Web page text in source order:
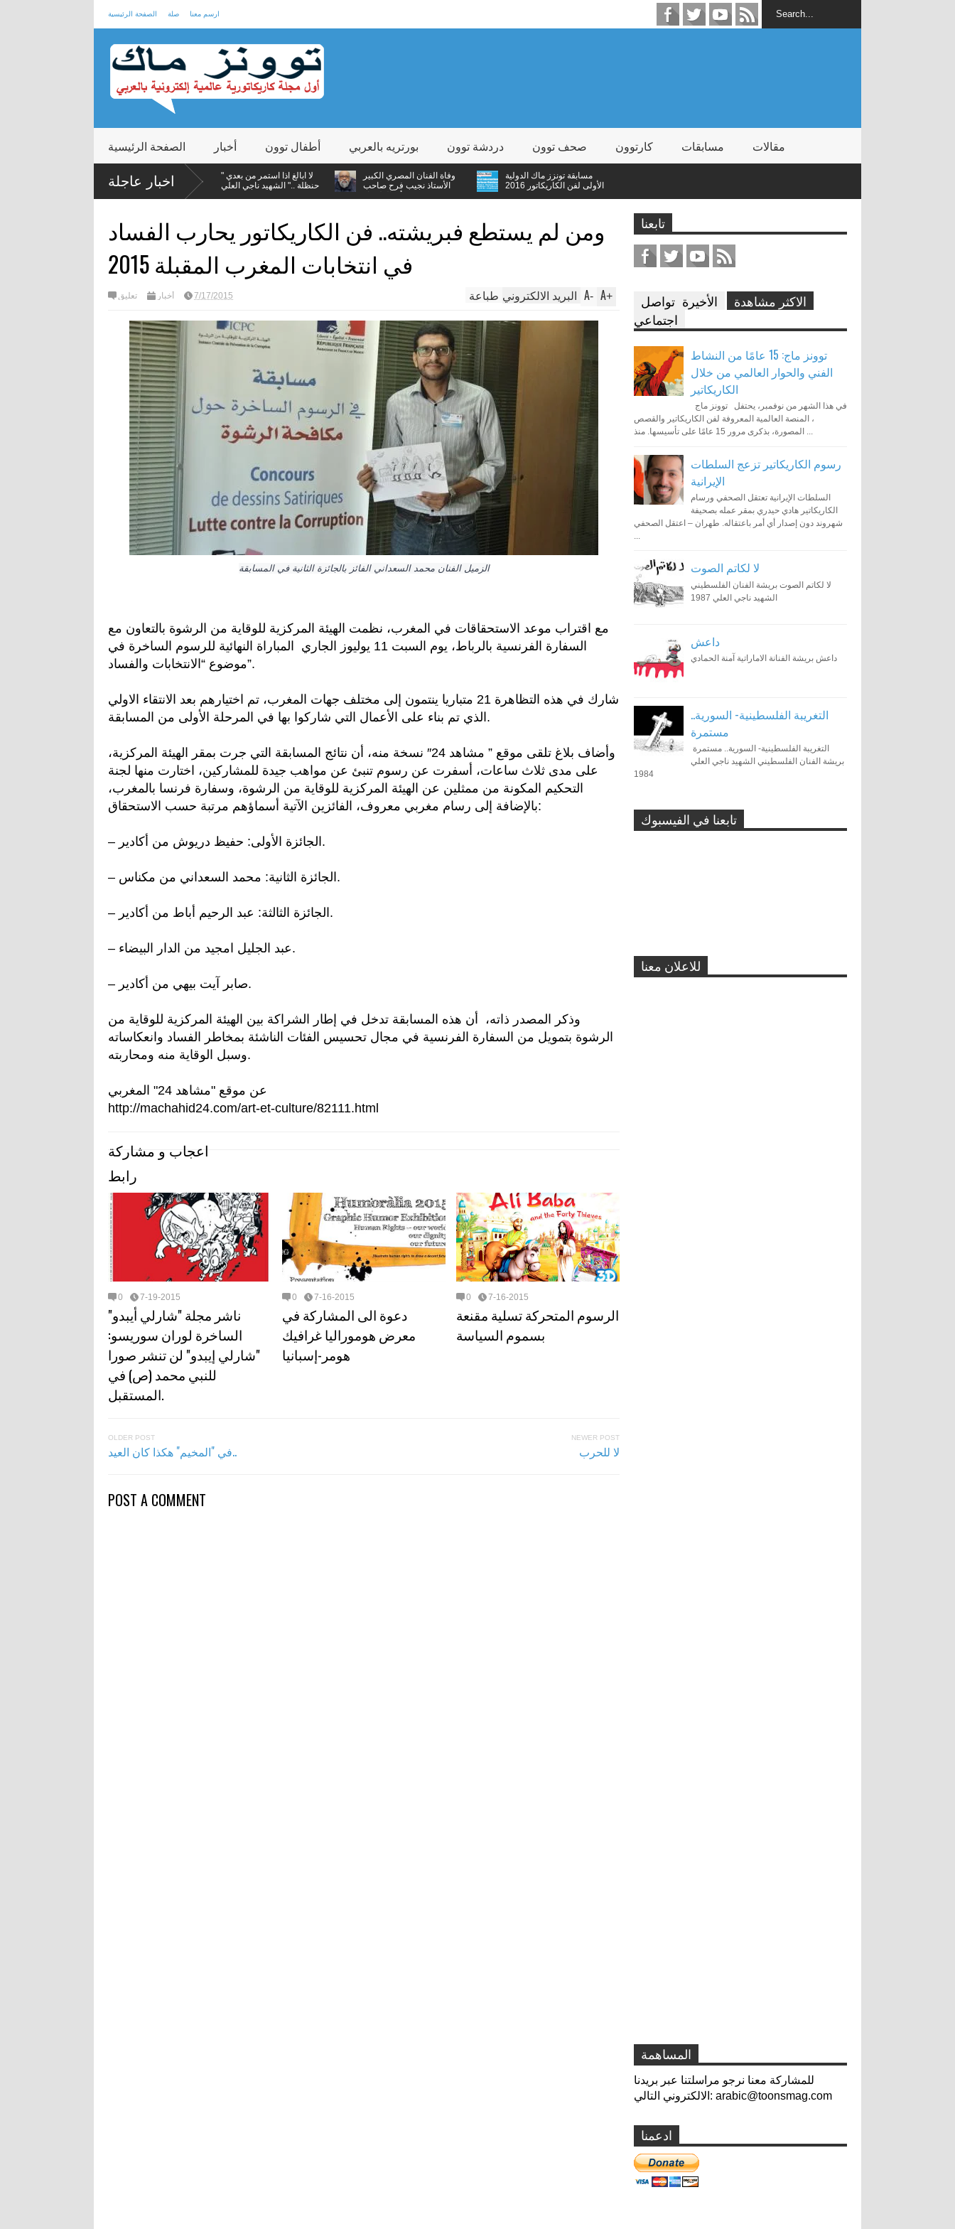
الصفحة الرئيسية صلة ارسم معنا
الصفحة الرئيسية أخبار أطفال توون بورتريه بالعربي دردشة توون صحف توون كارتوون مسابقات مقالات
اخبار عاجلةرسوم الكاريكاتير تزعج
السلطات الإيرانية
" لا ابالغ اذا استمر من بعدي
حنظلة .." الشهيد ناجي العلي
وفاة الفنان المصري الكبير
الأستاذ نجيب فرح صاحب
مسابقة تونزز ماك الدولية
الأولى لفن الكاريكاتور 2016
ومن لم يستطع فبريشته.. فن الكاريكاتور يحارب الفساد
في انتخابات المغرب المقبلة 2015
تعليق أخبار 7/17/2015 A+
A- البريد الالكتروني طباعة
الزميل الفنان محمد السعداني الفائز بالجائزة الثانية في المسابقة
مع اقتراب موعد الاستحقاقات في المغرب، نظمت الهيئة المركزية للوقاية من الرشوة بالتعاون مع
السفارة الفرنسية بالرباط، يوم السبت 11 يوليوز الجاري المباراة النهائية للرسوم الساخرة في
موضوع “الانتخابات والفساد”.
شارك في هذه التظاهرة 21 متباريا ينتمون إلى مختلف جهات المغرب، تم اختيارهم بعد الانتقاء الاولي
الذي تم بناء على الأعمال التي شاركوا بها في المرحلة الأولى من المسابقة.
وأضاف بلاغ تلقى موقع ” مشاهد 24″ نسخة منه، أن نتائج المسابقة التي جرت بمقر الهيئة المركزية،
على مدى ثلاث ساعات، أسفرت عن رسوم تنبئ عن مواهب جيدة للمشاركين، اختارت منها لجنة
التحكيم المكونة من ممثلين عن الهيئة المركزية للوقاية من الرشوة، وسفارة فرنسا بالمغرب،
بالإضافة إلى رسام مغربي معروف، الفائزين الآتية أسماؤهم مرتبة حسب الاستحقاق:
– الجائزة الأولى: حفيظ دريوش من أكادير.
– الجائزة الثانية: محمد السعداني من مكناس.
– الجائزة الثالثة: عبد الرحيم أباط من أكادير.
– عبد الجليل امجيد من الدار البيضاء.
– صابر آيت بيهي من أكادير.
وذكر المصدر ذاته، أن هذه المسابقة تدخل في إطار الشراكة بين الهيئة المركزية للوقاية من
الرشوة بتمويل من السفارة الفرنسية في مجال تحسيس الفئات الناشئة بمخاطر الفساد وانعكاساته
وسبل الوقاية منه ومحاربته.
عن موقع "مشاهد 24" المغربي
http://machahid24.com/art-et-culture/82111.html
اعجاب و مشاركة
رابط
0 7-19-2015
ناشر مجلة "شارلي أيبدو"
الساخرة لوران سوريسو:
"شارلي إيبدو" لن تنشر صورا
للنبي محمد (ص) في
المستقبل.
0 7-16-2015
دعوة الى المشاركة في
معرض هوموراليا غرافيك
هومر-إسبانيا
0 7-16-2015
الرسوم المتحركة تسلية مقنعة
بسموم السياسة
OLDER POST
في "المخيم" هكذا كان العيد..
NEWER POST
لا للحرب
POST A COMMENT
تابعنا
الاكثر مشاهدة الأخيرة تواصل
اجتماعي
توونز ماج: 15 عامًا من النشاط
الفني والحوار العالمي من خلال
الكاريكاتير
، المنصة العالمية المعروفة لفن الكاريكاتير والقصص
المصورة، بذكرى مرور 15 عامًا على تأسيسها. منذ ...
رسوم الكاريكاتير تزعج السلطات
الإيرانية
السلطات الإيرانية تعتقل الصحفي ورسام
الكاريكاتير هادي حيدري بمقر عمله بصحيفة
شهروند دون إصدار أي أمر باعتقاله. طهران – اعتقل الصحفي
...
لا لكاتم الصوت
لا لكاتم الصوت بريشة الفنان الفلسطيني
الشهيد ناجي العلي 1987
داعش
داعش بريشة الفنانة الاماراتية آمنة الحمادي
التغريبة الفلسطينية- السورية..
مستمرة
التغريبة الفلسطينية- السورية.. مستمرة
بريشة الفنان الفلسطيني الشهيد ناجي العلي
1984
توونز ماج: 15 عامًا من النشاط
تابعنا في الفيسبوك
للاعلان معنا
المساهمة
للمشاركة معنا نرجو مراسلتنا عبر بريدنا
الالكتروني التالي: arabic@toonsmag.com
ادعمنا